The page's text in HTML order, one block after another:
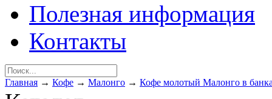
Полезная информация
Контакты
Главная → Кофе → Малонго → Кофе молотый Малонго в